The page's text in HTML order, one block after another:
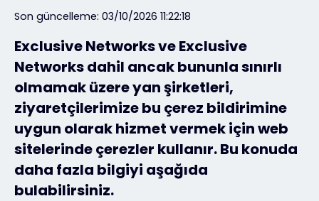
İletişim
#weareexclusive
Son güncelleme: 03/10/2026 11:22:18
Exclusive Networks ve Exclusive
Networks dahil ancak bununla sınırlı
olmamak üzere yan şirketleri,
ziyaretçilerimize bu çerez bildirimine
uygun olarak hizmet vermek için web
sitelerinde çerezler kullanır. Bu konuda
daha fazla bilgiyi aşağıda
bulabilirsiniz.